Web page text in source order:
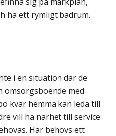
ha ett rymligt badrum.
i en situation där de
omsorgsboende med
kvar hemma kan leda till
vill ha närhet till service
Här behövs ett